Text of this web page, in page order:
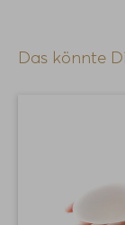
Das könnte